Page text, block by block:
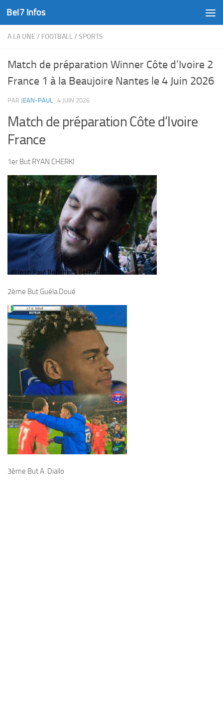
Skip to content
Bel7 Infos
A LA UNE / FOOTBALL/SPORTS
Match de préparation Winner Côte d’Ivoire 2
France 1 à la Beaujoire Nantes le 4 Juin 2026
PAR JEAN-PAUL · 4 JUIN 2026
Match de préparation Côte d’Ivoire
France
1er But RYAN CHERKI
2ème But Guéla.Doué
3ème But A. Diallo